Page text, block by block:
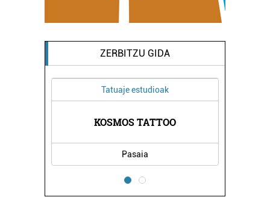
ZERBITZU GIDA
Tatuaje estudioak
KOSMOS TATTOO
Pasaia